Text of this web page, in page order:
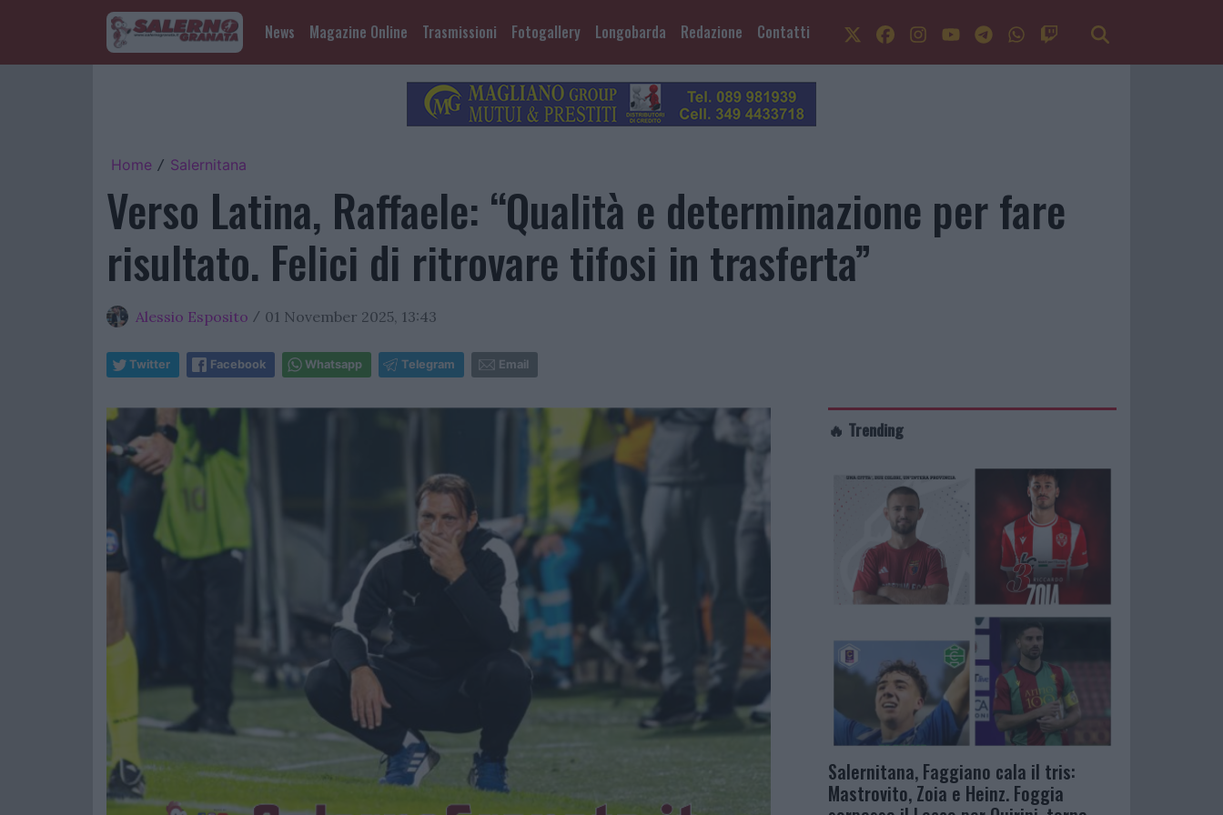
News Magazine Online Trasmissioni Fotogallery Longobarda Redazione Contatti
Home / Salernitana
Verso Latina, Raffaele: “Qualità e determinazione per fare
risultato. Felici di ritrovare tifosi in trasferta”
Alessio Esposito / 01 November 2025, 13:43
Twitter Facebook Whatsapp Telegram Email
🔥 Trending
Salernitana, Faggiano cala il tris:
Mastrovito, Zoia e Heinz. Foggia